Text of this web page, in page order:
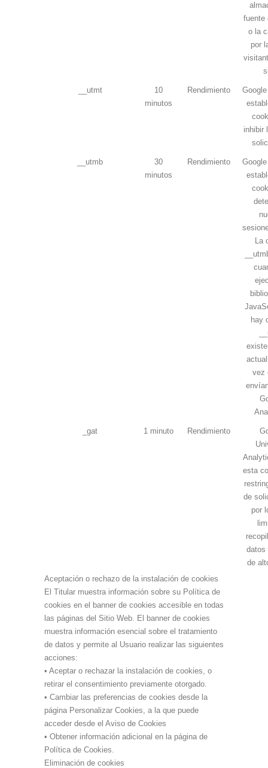
fuente
o la
por
__utmt
10
minutos
Rendimiento
inhibir
__utmb
30
minutos
Rendimiento
La
hay
vez
_gat 1 minuto Rendimiento
esta
de
por
datos
de
Aceptación o rechazo de la instalación de cookies
El Titular muestra información sobre su Política de
cookies en el banner de cookies accesible en todas
las páginas del Sitio Web. El banner de cookies
muestra información esencial sobre el tratamiento
de datos y permite al Usuario realizar las siguientes
acciones:
• Aceptar o rechazar la instalación de cookies, o
retirar el consentimiento previamente otorgado.
• Cambiar las preferencias de cookies desde la
página Personalizar Cookies, a la que puede
acceder desde el Aviso de Cookies
• Obtener información adicional en la página de
Política de Cookies.
Eliminación de cookies